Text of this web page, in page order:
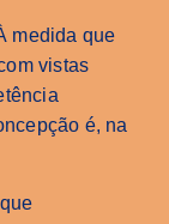
medida que
vistas
é, na